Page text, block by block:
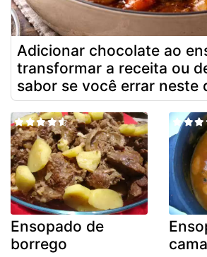
Adicionar chocolate ao
transformar a receita ou
sabor se você errar neste
Ensopado de
borrego